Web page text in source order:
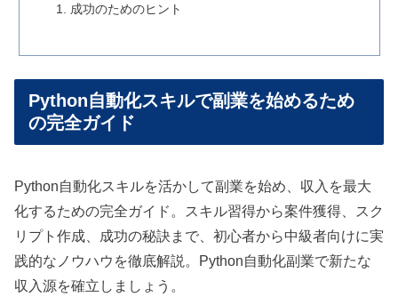
成功のためのヒント
Python自動化スキルで副業を始めるため
の完全ガイド
Python自動化スキルを活かして副業を始め、収入を最大
化するための完全ガイド。スキル習得から案件獲得、スク
リプト作成、成功の秘訣まで、初心者から中級者向けに実
践的なノウハウを徹底解説。Python自動化副業で新たな
収入源を確立しましょう。